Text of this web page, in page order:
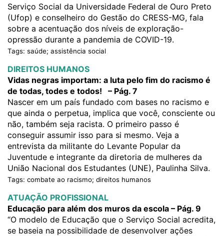
Serviço Social da Universidade Federal de Ouro Preto
(Ufop) e conselheiro do Gestão do CRESS-MG, fala
sobre a acentuação dos níveis de exploração-
opressão durante a pandemia de COVID-19.
Tags: saúde; assistência social
DIREITOS HUMANOS
Vidas negras importam: a luta pelo fim do racismo é
de todas, todes e todos! – Pág. 7
Nascer em um país fundado com bases no racismo e
que ainda o perpetua, implica que você, consciente ou
não, também seja racista. O primeiro passo é
conseguir assumir isso para si mesmo. Veja a
entrevista da militante do Levante Popular da
Juventude e integrante da diretoria de mulheres da
União Nacional dos Estudantes (UNE), Paulinha Silva.
Tags: combate ao racismo; direitos humanos
ATUAÇÃO PROFISSIONAL
Educação para além dos muros da escola – Pág. 9
“O modelo de Educação que o Serviço Social acredita,
se baseia na possibilidade de desenvolver ações